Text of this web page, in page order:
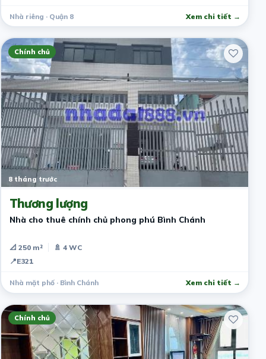
Nhà riêng · Quận 8 Xem chi tiết →
Chính chủ
8 tháng trước
Thương lượng
Nhà cho thuê chính chủ phong phú Bình Chánh
📐 250 m²
🚿 4 WC
📍E321
Nhà mặt phố · Bình Chánh Xem chi tiết →
Chính chủ